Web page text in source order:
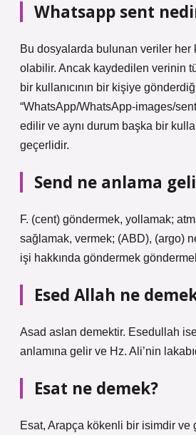
Whatsapp sent
Bu dosyalarda bulunan veriler her
olabilir. Ancak kaydedilen verinin
bir kullanıcının bir kişiye
“WhatsApp/WhatsApp-images/
edilir ve aynı durum başka bir
geçerlidir.
Send ne anlama
F. (cent) göndermek, yollamak;
sağlamak, vermek; (ABD), (argo)
işi hakkında göndermek
Esed Allah ne
Asad aslan demektir. Esedullah ise
anlamına gelir ve Hz. Ali’nin
Esat ne demek?
Esat, Arapça kökenli bir isimdir ve